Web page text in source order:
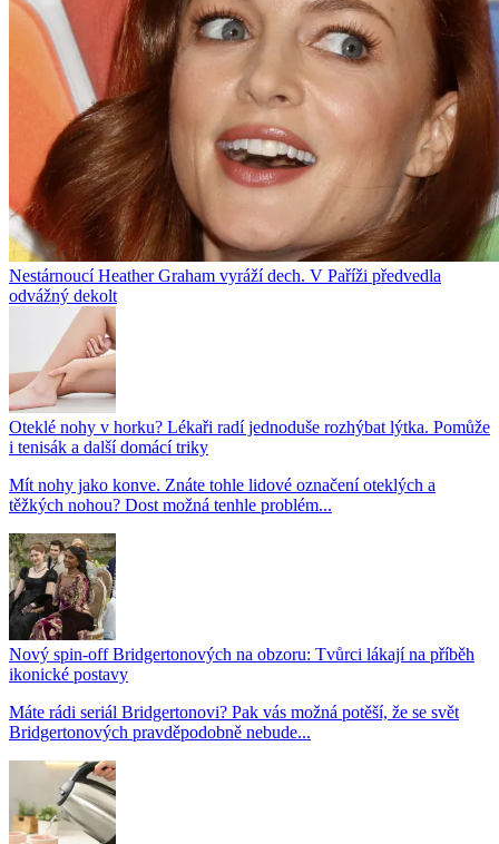
Nestárnoucí Heather Graham vyráží dech. V Paříži předvedla
odvážný dekolt
Oteklé nohy v horku? Lékaři radí jednoduše rozhýbat lýtka. Pomůže
i tenisák a další domácí triky
Mít nohy jako konve. Znáte tohle lidové označení oteklých a
těžkých nohou? Dost možná tenhle problém...
Nový spin-off Bridgertonových na obzoru: Tvůrci lákají na příběh
ikonické postavy
Máte rádi seriál Bridgertonovi? Pak vás možná potěší, že se svět
Bridgertonových pravděpodobně nebude...